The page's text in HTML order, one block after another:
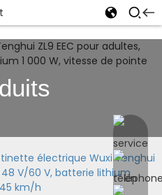
électrique Wuxi Tenghui
48 V/60 V, batterie lithium
km/h